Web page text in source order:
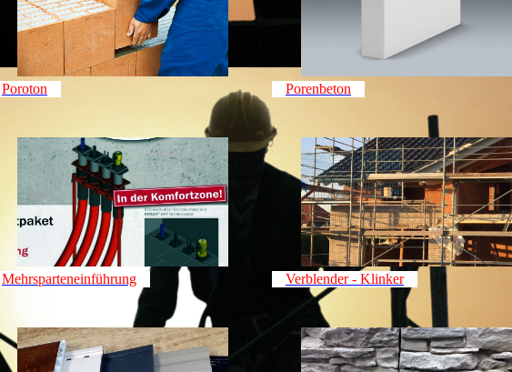
Poroton Porenbeton
Mehrsparteneinführung Verblender - Klinker